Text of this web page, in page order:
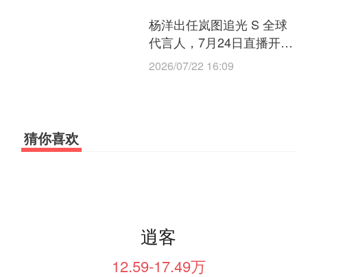
杨洋出任岚图追光 S 全球
代言人，7月24日直播开启
预售
2026/07/22 16:09
猜你喜欢
逍客
12.59-17.49万